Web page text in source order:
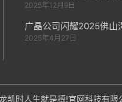
2025年12月9日
广晶公司闪耀2025佛山
2025年4月27日
时人生就是搏!官网科技有限